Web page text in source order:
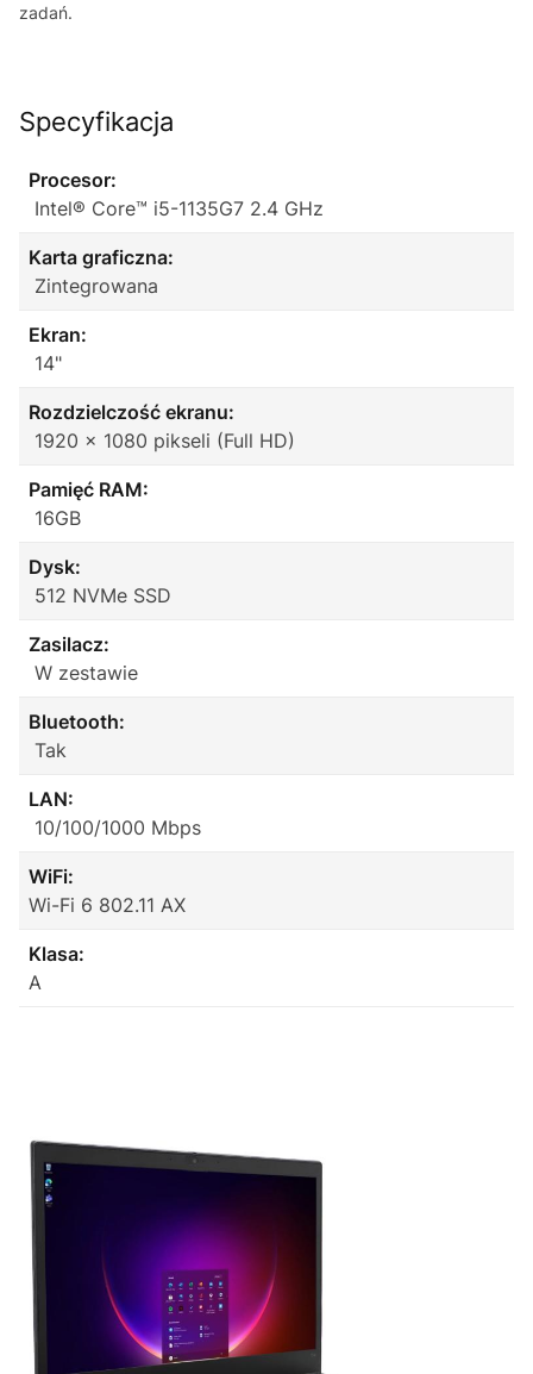
zadań.
Specyfikacja
Procesor:
Intel® Core™ i5-1135G7 2.4 GHz
Karta graficzna:
Zintegrowana
Ekran:
14"
Rozdzielczość ekranu:
1920 x 1080 pikseli (Full HD)
Pamięć RAM:
16GB
Dysk:
512 NVMe SSD
Zasilacz:
W zestawie
Bluetooth:
Tak
LAN:
10/100/1000 Mbps
WiFi:
Wi-Fi 6 802.11 AX
Klasa:
A